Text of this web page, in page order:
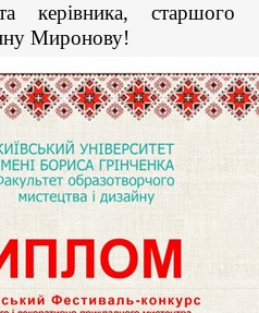
керівника, старшого
Миронову!